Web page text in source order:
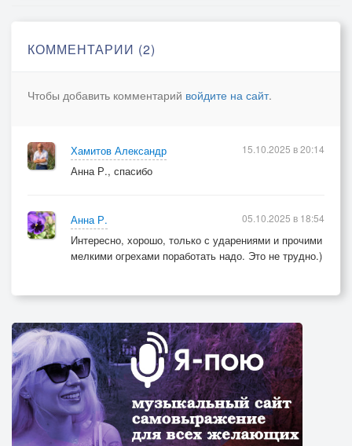
КОММЕНТАРИИ (2)
Чтобы добавить комментарий войдите на сайт.
Хамитов Александр
Анна Р., спасибо
15.10.2025 в 20:14
Анна Р.
Интересно, хорошо, только с ударениями и прочими
мелкими огрехами поработать надо. Это не трудно.)
05.10.2025 в 18:54